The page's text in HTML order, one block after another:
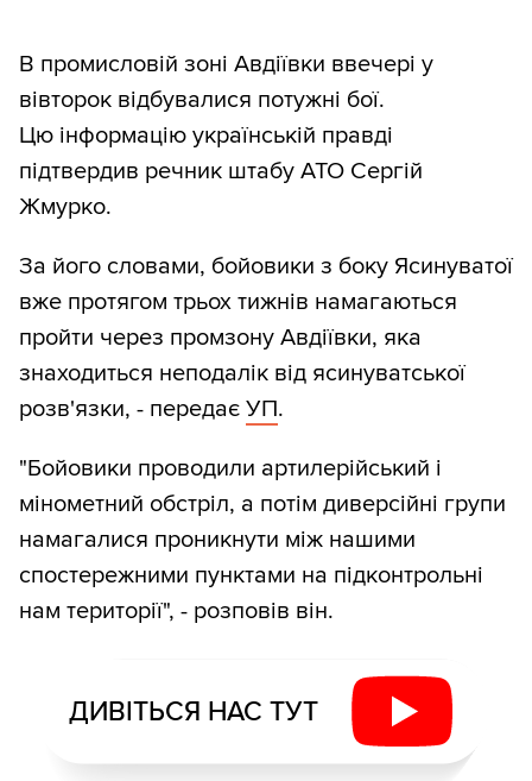
В промисловій зоні Авдіївки ввечері у
вівторок відбувалися потужні бої.
Цю інформацію українській правді
підтвердив речник штабу АТО Сергій
Жмурко.
За його словами, бойовики з боку Ясинуватої
вже протягом трьох тижнів намагаються
пройти через промзону Авдіївки, яка
знаходиться неподалік від ясинуватської
розв'язки, - передає УП.
"Бойовики проводили артилерійський і
мінометний обстріл, а потім диверсійні групи
намагалися проникнути між нашими
спостережними пунктами на підконтрольні
нам території", - розповів він.
ДИВІТЬСЯ НАС ТУТ